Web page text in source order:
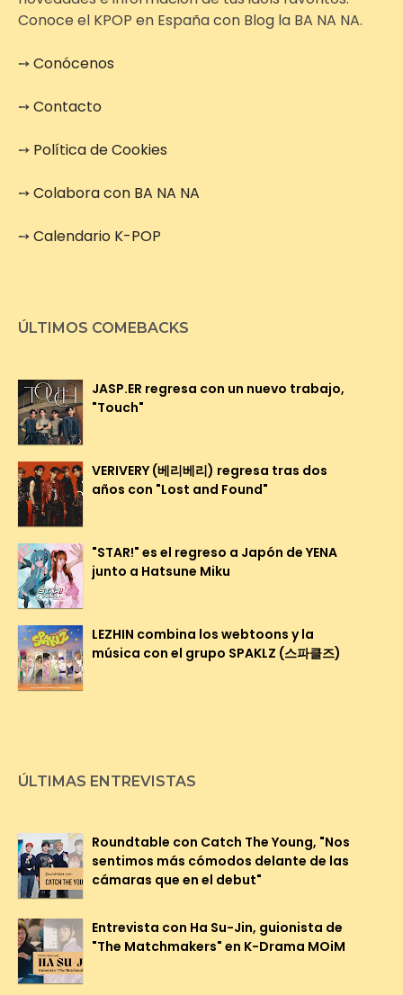
Conoce el KPOP en España con Blog la BA NA NA.
➙Conócenos
➙Contacto
➙ Política de Cookies
➙Colabora con BA NA NA
➙Calendario K-POP
ÚLTIMOS COMEBACKS
JASP.ER regresa con un nuevo trabajo,
"Touch"
VERIVERY (베리베리) regresa tras dos
años con "Lost and Found"
"STAR!" es el regreso a Japón de YENA
junto a Hatsune Miku
LEZHIN combina los webtoons y la
música con el grupo SPAKLZ (스파클즈)
ÚLTIMAS ENTREVISTAS
Roundtable con Catch The Young, "Nos
sentimos más cómodos delante de las
cámaras que en el debut"
Entrevista con Ha Su-Jin, guionista de
"The Matchmakers" en K-Drama MOiM